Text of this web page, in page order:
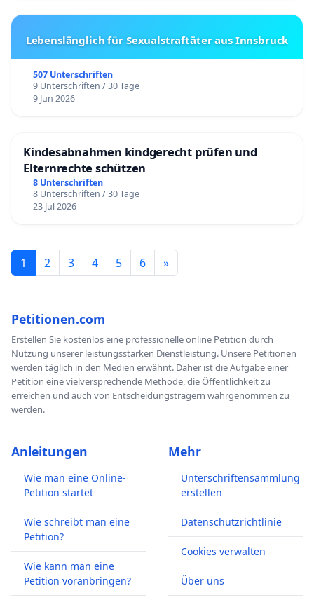
Lebenslänglich für Sexualstraftäter aus Innsbruck
507 Unterschriften
9 Unterschriften / 30 Tage
9 Jun 2026
Kindesabnahmen kindgerecht prüfen und
Elternrechte schützen
8 Unterschriften
8 Unterschriften / 30 Tage
23 Jul 2026
1 2 3 4 5 6 »
Petitionen.com
Erstellen Sie kostenlos eine professionelle online Petition durch
Nutzung unserer leistungsstarken Dienstleistung. Unsere Petitionen
werden täglich in den Medien erwähnt. Daher ist die Aufgabe einer
Petition eine vielversprechende Methode, die Öffentlichkeit zu
erreichen und auch von Entscheidungsträgern wahrgenommen zu
werden.
Anleitungen
Wie man eine Online-
Petition startet
Wie schreibt man eine
Petition?
Wie kann man eine
Petition voranbringen?
Mehr
Unterschriftensammlung
erstellen
Datenschutzrichtlinie
Cookies verwalten
Über uns